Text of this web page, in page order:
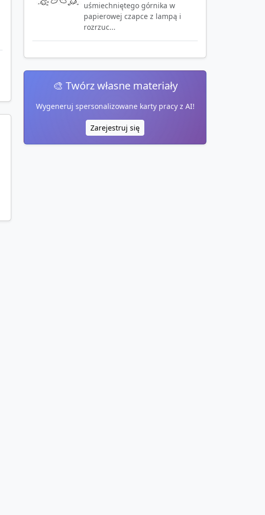
uśmiechniętego górnika w
papierowej czapce z lampą i
rozrzuc...
🎨 Twórz własne materiały
Wygeneruj spersonalizowane karty pracy z AI!
Zarejestruj się